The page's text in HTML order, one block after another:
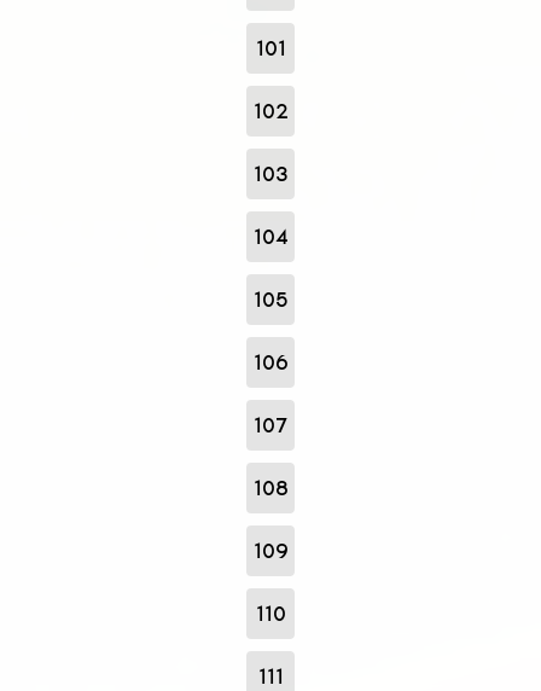
101
102
103
104
105
106
107
108
109
110
111